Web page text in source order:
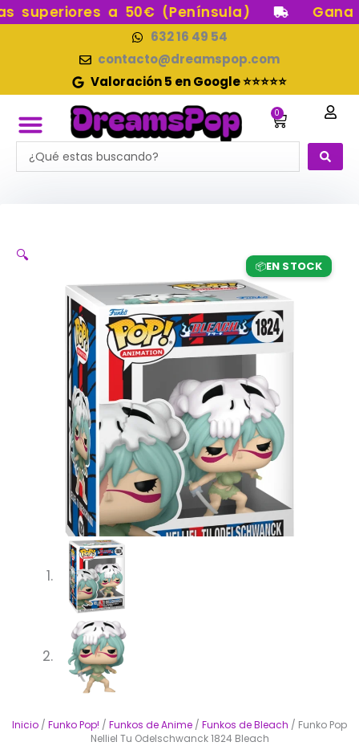
Ir
a 50€ (Península) Gana
632 16 49 54
contacto@dreamspop.com
Valoración 5 en Google ⭐⭐⭐⭐⭐
0
Carrito
Search
...
📦EN STOCK
🔍
Inicio / Funko Pop! / Funkos de Anime / Funkos de Bleach / Funko Pop
Nelliel Tu Odelschwanck 1824 Bleach